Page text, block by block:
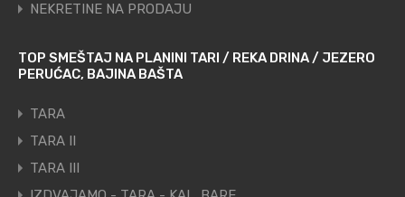
NEKRETINE NA PRODAJU
TOP SMEŠTAJ NA PLANINI TARI / REKA DRINA / JEZERO
PERUĆAC, BAJINA BAŠTA
TARA
TARA II
TARA III